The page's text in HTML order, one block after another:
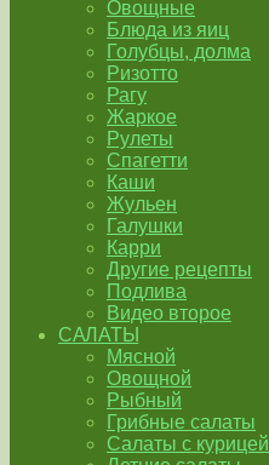
Овощные
Блюда из яиц
Голубцы, долма
Ризотто
Рагу
Жаркое
Рулеты
Спагетти
Каши
Жульен
Галушки
Карри
Другие рецепты
Подлива
Видео второе
САЛАТЫ
Мясной
Овощной
Рыбный
Грибные салаты
Салаты с курицей